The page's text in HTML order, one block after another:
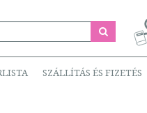
SZÁLLÍTÁS ÉS FIZETÉS